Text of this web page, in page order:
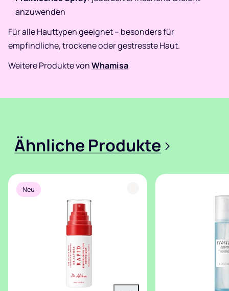
anzuwenden
Für alle Hauttypen geeignet – besonders für
empfindliche, trockene oder gestresste Haut.
Weitere Produkte vonWhamisa
Ähnliche Produkte >
Neu